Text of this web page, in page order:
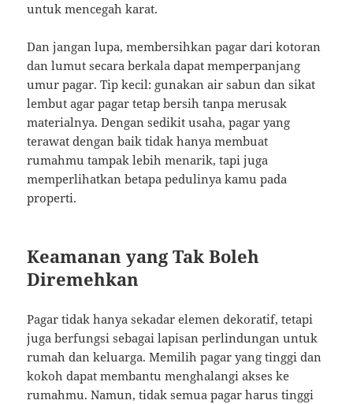
untuk mencegah karat.
Dan jangan lupa, membersihkan pagar dari kotoran
dan lumut secara berkala dapat memperpanjang
umur pagar. Tip kecil: gunakan air sabun dan sikat
lembut agar pagar tetap bersih tanpa merusak
materialnya. Dengan sedikit usaha, pagar yang
terawat dengan baik tidak hanya membuat
rumahmu tampak lebih menarik, tapi juga
memperlihatkan betapa pedulinya kamu pada
properti.
Keamanan yang Tak Boleh
Diremehkan
Pagar tidak hanya sekadar elemen dekoratif, tetapi
juga berfungsi sebagai lapisan perlindungan untuk
rumah dan keluarga. Memilih pagar yang tinggi dan
kokoh dapat membantu menghalangi akses ke
rumahmu. Namun, tidak semua pagar harus tinggi